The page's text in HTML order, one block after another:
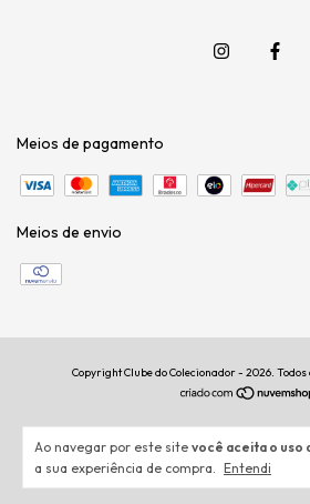
Ao navegar por este site você aceita o uso
a sua experiência de compra. Entendi
Meios de pagamento
Meios de envio
Copyright Clube do Colecionador - 2026.